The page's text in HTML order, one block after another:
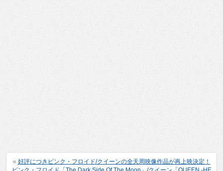
« 好評につきピンク・フロイド/クイーンの全天周映像作品が再上映決定！